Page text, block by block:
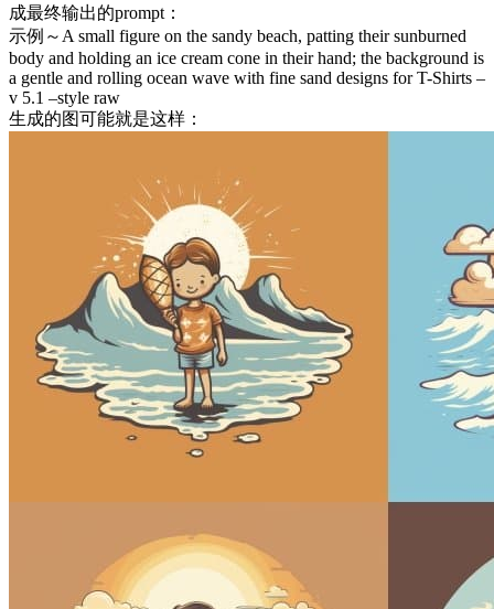
成最终输出的prompt：
示例～A small figure on the sandy beach, patting their sunburned
body and holding an ice cream cone in their hand; the background is
a gentle and rolling ocean wave with fine sand designs for T-Shirts –
v 5.1 –style raw
生成的图可能就是这样：